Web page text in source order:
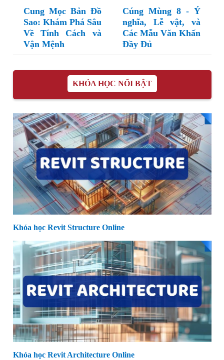
Cung Mọc Bản Đồ
Sao: Khám Phá Sâu
Về Tính Cách và
Vận Mệnh
Cúng Mùng 8 - Ý
nghĩa, Lễ vật, và
Các Mẫu Văn Khấn
Đầy Đủ
KHÓA HỌC NỔI BẬT
Khóa học Revit Structure Online
Khóa học Revit Architecture Online